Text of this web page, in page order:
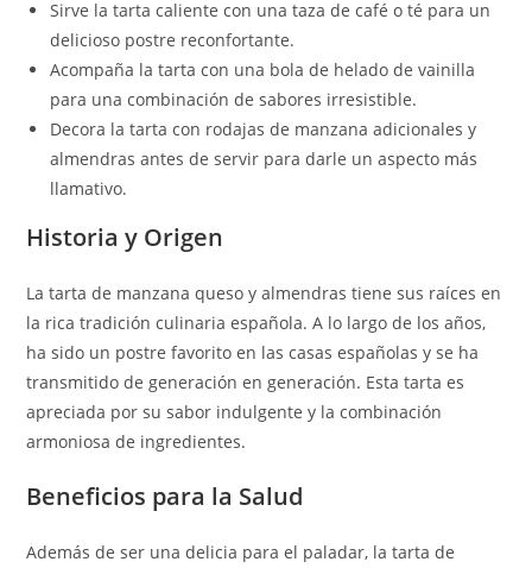
Sirve la tarta caliente con una taza de café o té para un
delicioso postre reconfortante.
Acompaña la tarta con una bola de helado de vainilla
para una combinación de sabores irresistible.
Decora la tarta con rodajas de manzana adicionales y
almendras antes de servir para darle un aspecto más
llamativo.
Historia y Origen
La tarta de manzana queso y almendras tiene sus raíces en
la rica tradición culinaria española. A lo largo de los años,
ha sido un postre favorito en las casas españolas y se ha
transmitido de generación en generación. Esta tarta es
apreciada por su sabor indulgente y la combinación
armoniosa de ingredientes.
Beneficios para la Salud
Además de ser una delicia para el paladar, la tarta de